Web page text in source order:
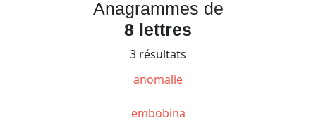
Anagrammes de
8 lettres
3 résultats
anomalie
embobina